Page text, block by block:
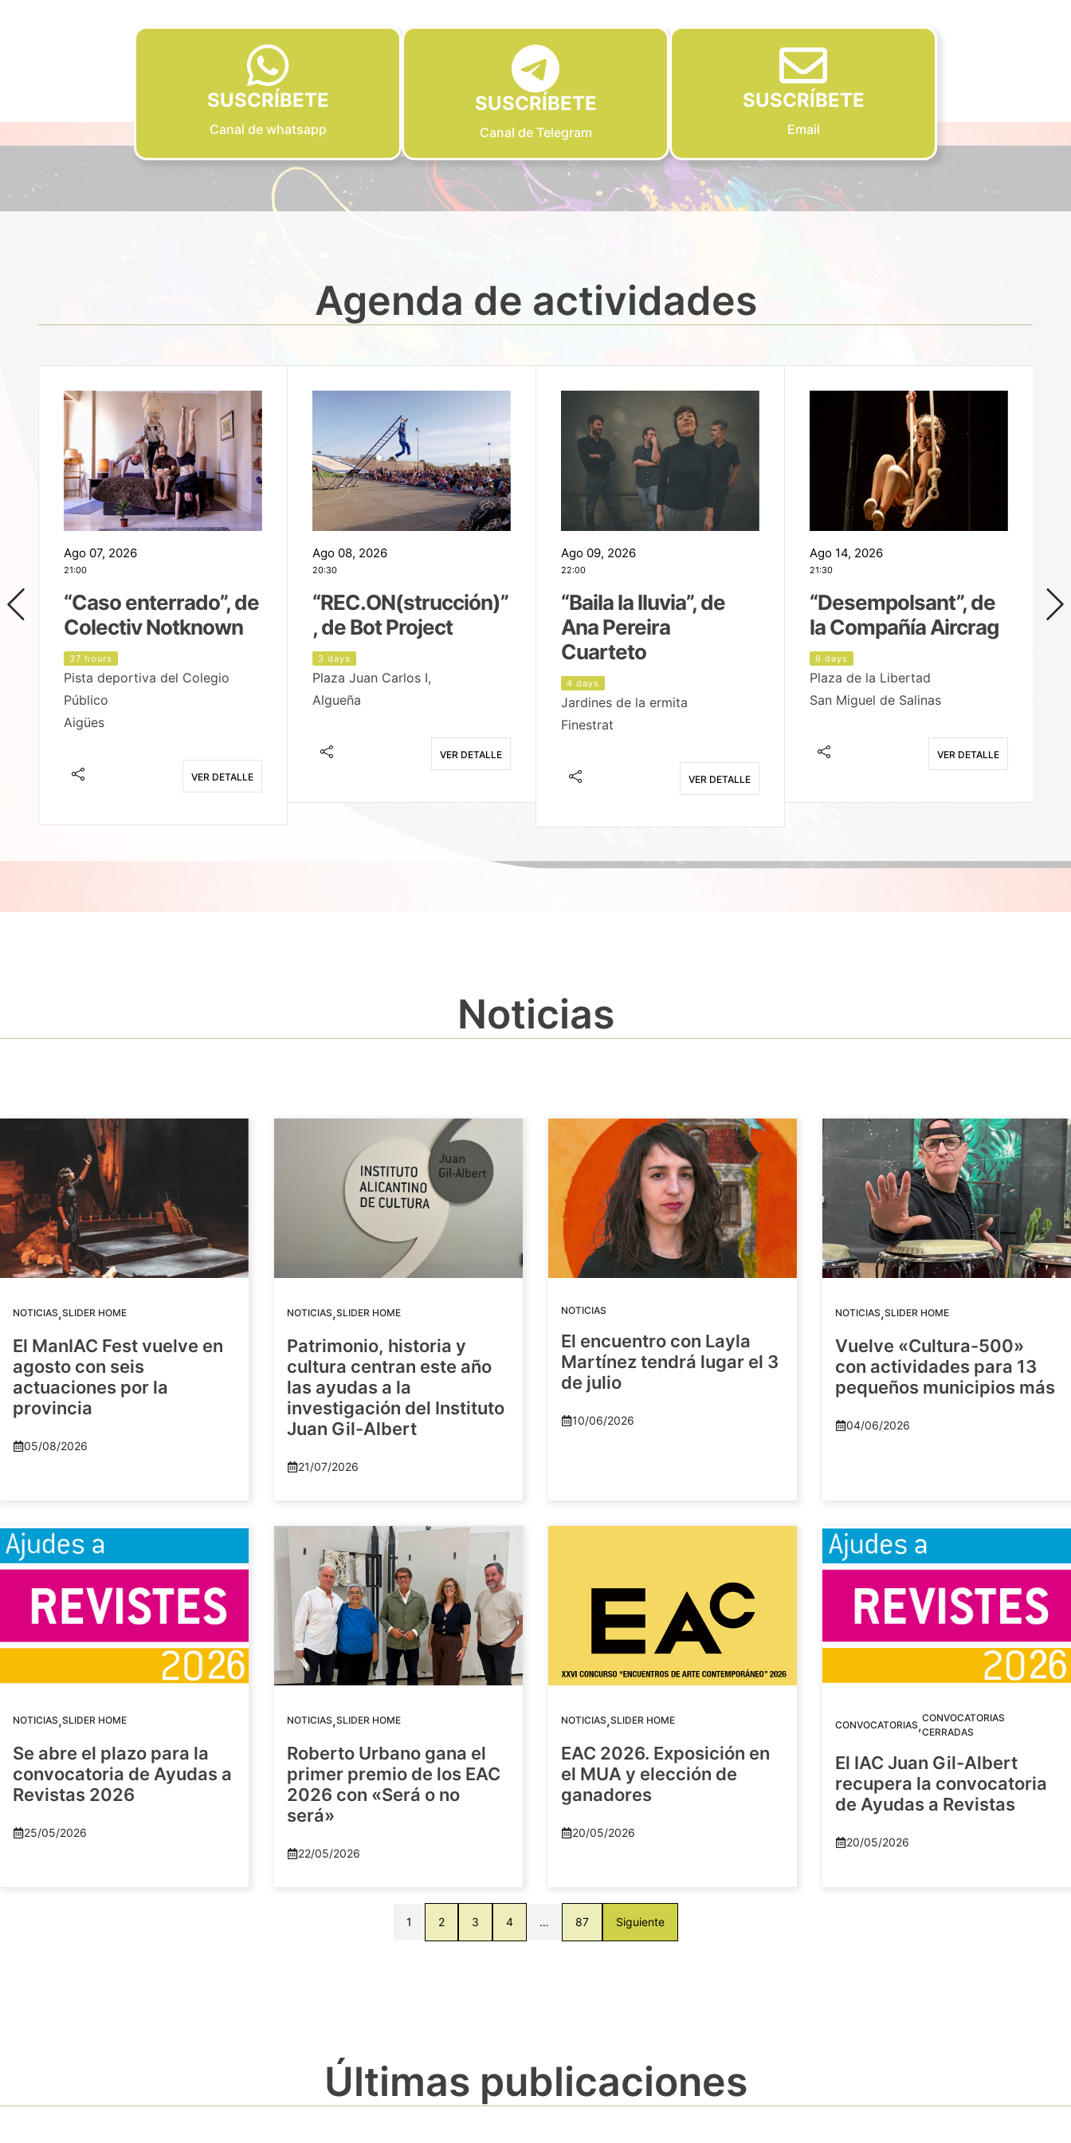
SUSCRÍBETE
Canal de whatsapp
SUSCRÍBETE
Canal de Telegram
SUSCRÍBETE
Email
Agenda de actividades
Ago 07, 2026
21:00
“Caso enterrado”, de
Colectiv Notknown
37 hours
Pista deportiva del Colegio
Público
Aigües
VER DETALLE
Ago 08, 2026
20:30
“REC.ON(strucción)”
, de Bot Project
3 days
Plaza Juan Carlos I,
Algueña
VER DETALLE
Ago 09, 2026
22:00
“Baila la lluvia”, de
Ana Pereira
Cuarteto
4 days
Jardines de la ermita
Finestrat
VER DETALLE
Ago 14, 2026
21:30
“Desempolsant”, de
la Compañía Aircrag
9 days
Plaza de la Libertad
San Miguel de Salinas
VER DETALLE
Noticias
NOTICIAS,SLIDER HOME
El ManIAC Fest vuelve en
agosto con seis
actuaciones por la
provincia
05/08/2026
NOTICIAS,SLIDER HOME
Patrimonio, historia y
cultura centran este año
las ayudas a la
investigación del Instituto
Juan Gil-Albert
21/07/2026
NOTICIAS
El encuentro con Layla
Martínez tendrá lugar el 3
de julio
10/06/2026
NOTICIAS,SLIDER HOME
Vuelve «Cultura-500»
con actividades para 13
pequeños municipios más
04/06/2026
NOTICIAS,SLIDER HOME
Se abre el plazo para la
convocatoria de Ayudas a
Revistas 2026
25/05/2026
NOTICIAS,SLIDER HOME
Roberto Urbano gana el
primer premio de los EAC
2026 con «Será o no
será»
22/05/2026
NOTICIAS,SLIDER HOME
EAC 2026. Exposición en
el MUA y elección de
ganadores
20/05/2026
CONVOCATORIAS,CONVOCATORIAS
CERRADAS
El IAC Juan Gil-Albert
recupera la convocatoria
de Ayudas a Revistas
20/05/2026
1 2 3 4 … 87 Siguiente
Últimas publicaciones